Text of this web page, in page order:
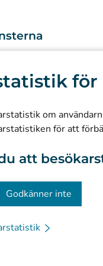
för
om
för att
att
Godkänner inte
ledning
sociala medier